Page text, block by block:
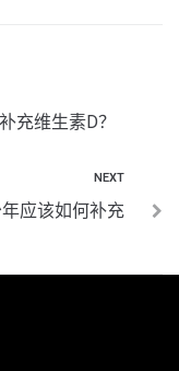
充维生素D？
NEXT
应该如何补充